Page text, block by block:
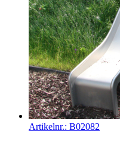
Artikelnr.: B02082